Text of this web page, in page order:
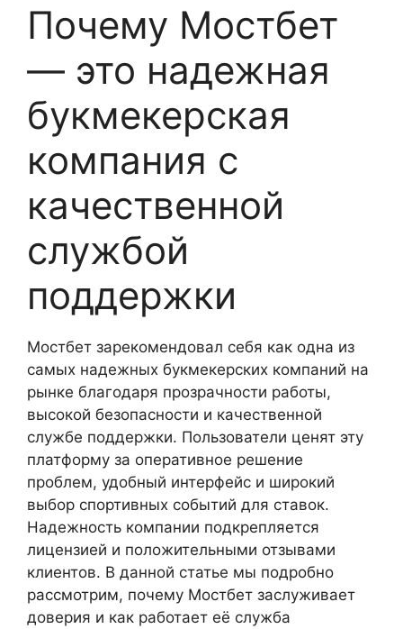
Почему Мостбет
— это надежная
букмекерская
компания с
качественной
службой
поддержки
Мостбет зарекомендовал себя как одна из
самых надежных букмекерских компаний на
рынке благодаря прозрачности работы,
высокой безопасности и качественной
службе поддержки. Пользователи ценят эту
платформу за оперативное решение
проблем, удобный интерфейс и широкий
выбор спортивных событий для ставок.
Надежность компании подкрепляется
лицензией и положительными отзывами
клиентов. В данной статье мы подробно
рассмотрим, почему Мостбет заслуживает
доверия и как работает её служба